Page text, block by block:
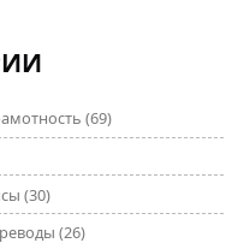
на первый взнос,
(69)
(30)
(26)